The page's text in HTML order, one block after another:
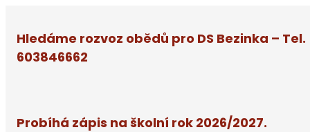
Hledáme rozvoz obědů pro DS Bezinka – Tel.
603846662
Probíhá zápis na školní rok 2026/2027.